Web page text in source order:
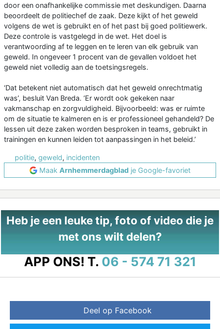
door een onafhankelijke commissie met deskundigen. Daarna
beoordeelt de politiechef de zaak. Deze kijkt of het geweld
volgens de wet is gebruikt en of het past bij goed politiewerk.
Deze controle is vastgelegd in de wet. Het doel is
verantwoording af te leggen en te leren van elk gebruik van
geweld. In ongeveer 1 procent van de gevallen voldoet het
geweld niet volledig aan de toetsingsregels.
‘Dat betekent niet automatisch dat het geweld onrechtmatig
was’, besluit Van Breda. ‘Er wordt ook gekeken naar
vakmanschap en zorgvuldigheid. Bijvoorbeeld: was er ruimte
om de situatie te kalmeren en is er professioneel gehandeld? De
lessen uit deze zaken worden besproken in teams, gebruikt in
trainingen en kunnen leiden tot aanpassingen in het beleid.’
politie, geweld, incidenten
Maak Arnhemmerdagblad je Google-favoriet
Heb je een leuke tip, foto of video die je
met ons wilt delen?
APP ONS! T. 06 - 574 71 321
Deel op Facebook